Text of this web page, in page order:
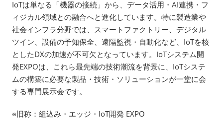
IoTは単なる「機器の接続」から、データ活用・AI連携・フ
ィジカル領域との融合へと進化しています。特に製造業や
社会インフラ分野では、スマートファクトリー、デジタル
ツイン、設備の予知保全、遠隔監視・自動化など、IoTを核
としたDXの加速が不可欠となっています。IoTシステム開
発EXPOは、これら最先端の技術潮流を背景に、IoTシステ
ムの構築に必要な製品・技術・ソリューションが一堂に会
する専門展示会です。
※旧称：組込み・エッジ・IoT開発 EXPO